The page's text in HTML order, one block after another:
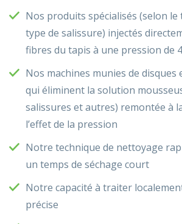
Nos produits spécialisés (selon le
type de salissure) injectés
fibres du tapis à une pression de
Nos machines munies de disques
qui éliminent la solution
salissures et autres) remontée à
l’effet de la pression
Notre technique de nettoyage
un temps de séchage court
Notre capacité à traiter
précise